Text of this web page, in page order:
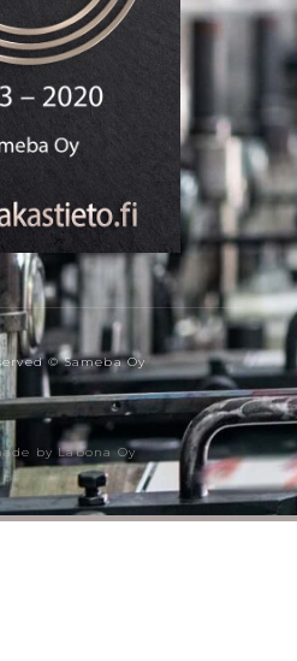
© Sameba Oy
by Labona Oy